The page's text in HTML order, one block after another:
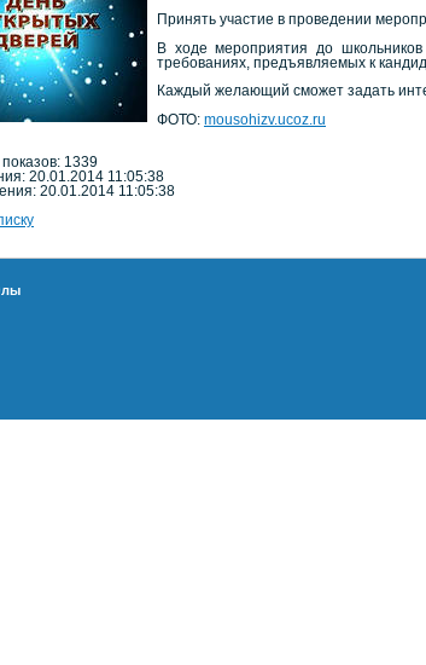
Принять участие в проведении
В ходе мероприятия до
требованиях, предъявляемых к
Каждый желающий сможет задать
ФОТО: mousohizv.ucoz.ru
показов: 1339
20.01.2014 11:05:38
20.01.2014 11:05:38